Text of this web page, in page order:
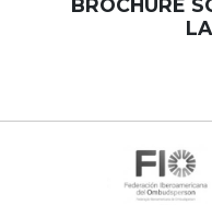
BROCHURE